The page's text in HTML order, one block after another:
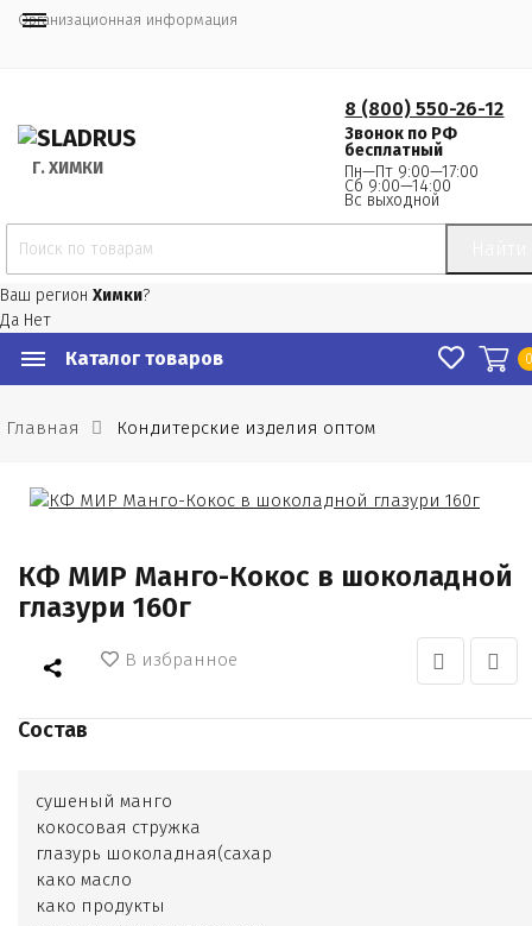
Организационная информация
Г. ХИМКИ
8 (800) 550-26-12
Звонок по РФ
бесплатный
Пн—Пт 9:00—17:00
Сб 9:00—14:00
Вс выходной
Ваш регион Химки?
Да Нет
Каталог товаров
Главная Кондитерские изделия оптом
КФ МИР Манго-Кокос в шоколадной
глазури 160г
В избранное
Состав
сушеный манго
кокосовая стружка
глазурь шоколадная(сахар
како масло
како продукты